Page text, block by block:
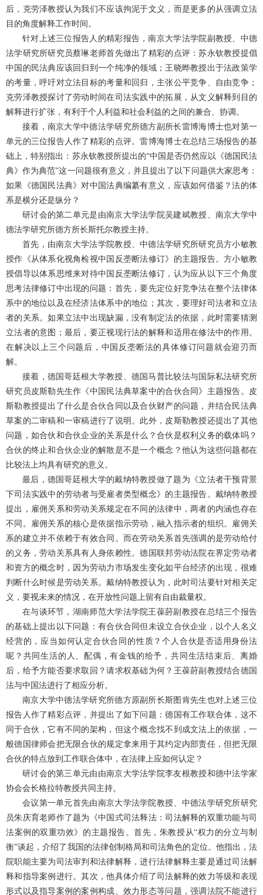
后，克劳泽教授认为我们不应该拘泥于文义，而是更多的从强调立法
目的角度解释工作时间。
针对上述三位报告人的精彩报告，南京大学法学院副教授、中德
法学研究所研究员蔡琳老师首先做出了精彩的点评：苏永钦教授提倡
中国的民法典应该回归到一个纯净的领域；王晓晔教授出于法政策学
的考量，呼吁对立法目标的考量和回归，主张公平竞争、自由竞争；
克劳泽教授探讨了劳动时间在司法实践中的拓展，从文义解释到目的
解释进行扩张，有利于个人利益和社会利益的之间的兼合、协调。
接着，南京大学中德法学研究所德方副所长雷博海博士也对第一
单元的三位报告人作了精彩的点评。雷博海博士在总结三场报告的基
础上，特别指出：苏永钦教授所提出的“中国是否仍然应以《德国民法
典》作为典范”这一问题很有意义，并且提出了以下问题供大家思考：
如果《德国民法典》对中国法典编纂有意义，应该如何借鉴？法的体
系是横分还是纵分？
研讨会的第二单元是由南京大学法学院吴建斌教授、南京大学中
德法学研究所德方所长斯托尔教授主持。
首先，由南京大学法学院教授、中德法学研究所研究员方小敏教
授作《从体系化视角检视中国反垄断法修订》的主题报告。方小敏教
授倡导以体系思维来对待中国反垄断法修订，认为应从以下三个角度
思考法律修订中出现的问题：首先，要先定位好竞争法在整个法律体
系中的地位以及在经济法体系中的地位；其次，要理好司法者和立法
者的关系。如果立法中出现缺漏，没有制定法的依据，此时需要猜测
立法者的意图；最后，要正视现行法的解释和适用在修法中的作用。
在解决以上三个问题后，中国反垄断法的具体修订问题就会迎刃而
解。
接着，德国哥廷根大学教授、德国马普比较法与国际私法研究所
研究员皮斯勒先生作《中国民法典草案中的合伙合同》主题报告。皮
斯勒教授提出了什么是合伙合同以及合伙财产的问题，并结合民法典
草案的二审稿和一审稿进行了说明。此外，皮斯勒教授还提出了其他
问题，如合伙和合伙企业的关系是什么？合伙是权利义务的载体吗？
合伙的终止和合伙企业的解散是不是一个概念？他认为这些问题都在
比较法上均具有研究的意义。
最后，德国哥廷根大学的戴纳特教授做了题为《立法者干预背景
下司法实践中的劳动者与受雇者类型概念》的主题报告。戴纳特教授
提出，雇佣关系和劳动关系规定在不同的法律中，两者的内涵也存在
不同。雇佣关系的核心是依据指示劳动，融入指示者的组织。雇佣关
系的建立并不依赖于有效合同。而在劳动关系首先强调的是劳动给付
的义务，劳动关系具有人身依赖性。德国联邦劳动法院在界定劳动者
和资方的概念时，因为劳动力市场发生变化如平台经济的出现，很难
判断什么时候是劳动关系。戴纳特教授认为，此时司法要针对相关定
义，要视未来的情况，在开放性问题上留有自由裁量权。
在与谈环节，湖南师范大学法学院王葆莳副教授在总结三个报告
的基础上提出以下问题：有合伙合同但未设立合伙企业，以个人名义
经营的，应当如何认定合伙合同的性质？个人合伙是否适用身份法
呢？共同生活的人、配偶，有金钱的给予，共同生活结束后、离婚
后，给予方能否要求取回？请求权基础为何？王葆莳副教授结合德国
法与中国法进行了相应分析。
南京大学中德法学研究所德方原副所长斯图肯先生也对上述三位
报告人作了精彩点评，并提出了如下问题：德国有工作联合体，这不
同于合伙，它有不同的架构，但这个概念找不到成文法上的依据，一
般德国律师会把无限合伙的规定拿来用于其约定内部责任，但把无限
合伙的特点放到工作联合体中，在法律上应如何认定？
研讨会的第三单元由由南京大学法学院李友根教授和德中法学家
协会会长格拉特教授共同主持。
会议第一单元首先由南京大学法学院教授、中德法学研究所研究
员朱庆育老师作了题为《中国式司法释法：司法解释的双重功能与司
法案例的双重功效》的主题报告。首先，朱教授从“权力的分立与制
衡”谈起，介绍了我国的法律创制格局和司法角色的定位。他指出，法
院职能主要为司法审判和法律解释，进行法律解释主要是通过司法解
释和指导案例进行。其次，他具体介绍了司法解释的效力等级和表现
形式以及指导案例的案例构成、效力形态等问题，强调法院不能进行